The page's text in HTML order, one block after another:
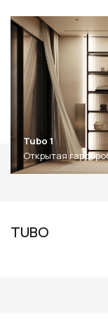
TUBO
Tubo 1
Открытая